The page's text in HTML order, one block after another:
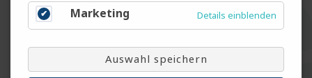
Elektriker (m/w/d)
St. Gallen
Marketing Details einblenden
Auswahl speichern